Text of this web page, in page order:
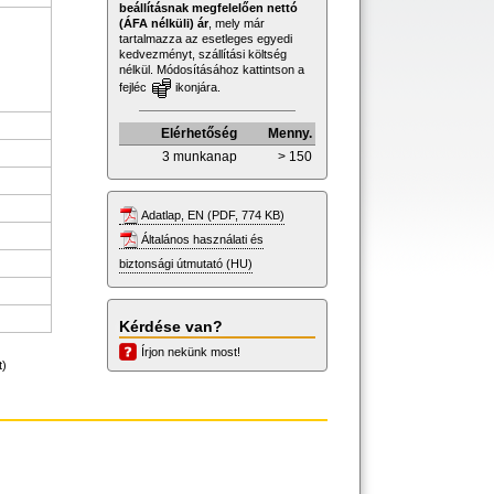
beállításnak megfelelően nettó
(ÁFA nélküli) ár, mely már
tartalmazza az esetleges egyedi
kedvezményt, szállítási költség
nélkül. Módosításához kattintson a
fejléc
ikonjára.
Elérhetőség
Menny.
3 munkanap
> 150
Adatlap, EN (PDF, 774 KB)
Általános használati és
biztonsági útmutató (HU)
Kérdése van?
Írjon nekünk most!